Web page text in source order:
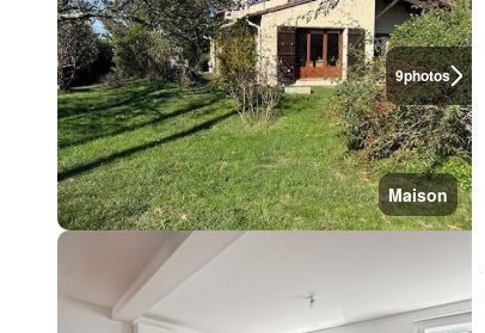
9photos
Maison